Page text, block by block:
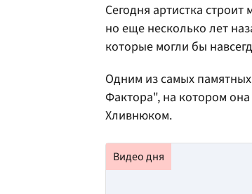
Сегодня артистка
но еще несколько лет
которые могли бы
Одним из самых памятных
Фактора", на котором
Хливнюком.